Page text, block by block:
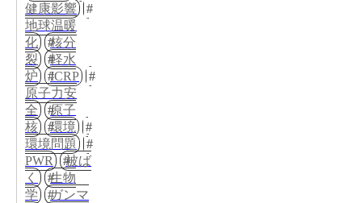
健康影響
地球温暖
化
核分
裂
軽水
炉
ICRP
原子力安
全
原子
核
環境
環境問題
PWR
被ば
く
生物
学
ガンマ